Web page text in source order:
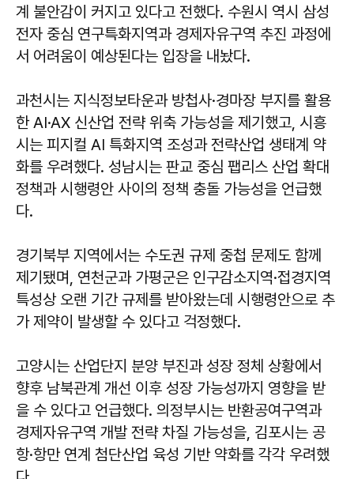
계 불안감이 커지고 있다고 전했다. 수원시 역시 삼성
전자 중심 연구특화지역과 경제자유구역 추진 과정에
서 어려움이 예상된다는 입장을 내놨다.
과천시는 지식정보타운과 방첩사·경마장 부지를 활용
한 AI·AX 신산업 전략 위축 가능성을 제기했고, 시흥
시는 피지컬 AI 특화지역 조성과 전략산업 생태계 약
화를 우려했다. 성남시는 판교 중심 팹리스 산업 확대
정책과 시행령안 사이의 정책 충돌 가능성을 언급했
다.
경기북부 지역에서는 수도권 규제 중첩 문제도 함께
제기됐며, 연천군과 가평군은 인구감소지역·접경지역
특성상 오랜 기간 규제를 받아왔는데 시행령안으로 추
가 제약이 발생할 수 있다고 걱정했다.
고양시는 산업단지 분양 부진과 성장 정체 상황에서
향후 남북관계 개선 이후 성장 가능성까지 영향을 받
을 수 있다고 언급했다. 의정부시는 반환공여구역과
경제자유구역 개발 전략 차질 가능성을, 김포시는 공
항·항만 연계 첨단산업 육성 기반 약화를 각각 우려했